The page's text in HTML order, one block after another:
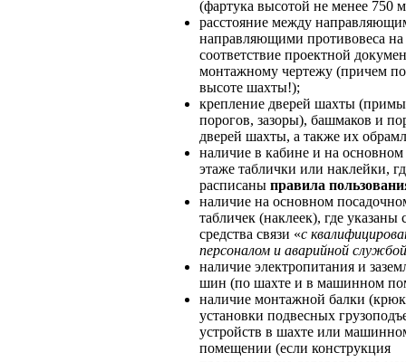
(фартука высотой не менее 750
расстояние между
направляющими противовеса на
соответствие проектной
монтажному чертежу (причем
высоте шахты!);
крепление дверей шахты
порогов, зазоры), башмаков и
дверей шахты, а также их
наличие в кабине и на
этаже таблички или наклейки,
расписаны правила
наличие на основном
табличек (наклеек), где указаны
средства связи «с
персоналом и аварийной службой
наличие электропитания и
шин (по шахте и в машинном
наличие монтажной балки
установки подвесных
устройств в шахте или
помещении (если конструкция